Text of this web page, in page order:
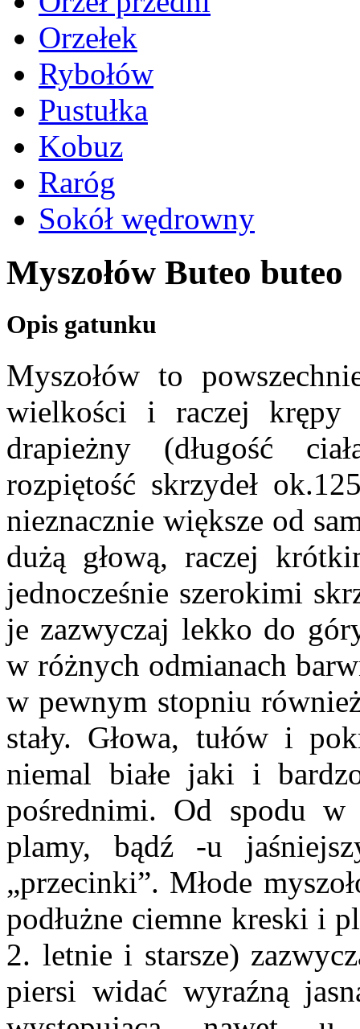
Orzełek
Rybołów
Pustułka
Kobuz
Raróg
Sokół wędrowny
Myszołów Buteo buteo
Opis gatunku
Myszołów to
wielkości i raczej krępy
drapieżny (długość
rozpiętość skrzydeł
nieznacznie większe od
dużą głową, raczej
jednocześnie szerokimi
je zazwyczaj lekko do
w różnych odmianach
w pewnym stopniu
stały. Głowa, tułów i
niemal białe jaki i
pośrednimi. Od spodu w
plamy, bądź -u
„przecinki”. Młode
podłużne ciemne kreski i
2. letnie i starsze)
piersi widać wyraźną